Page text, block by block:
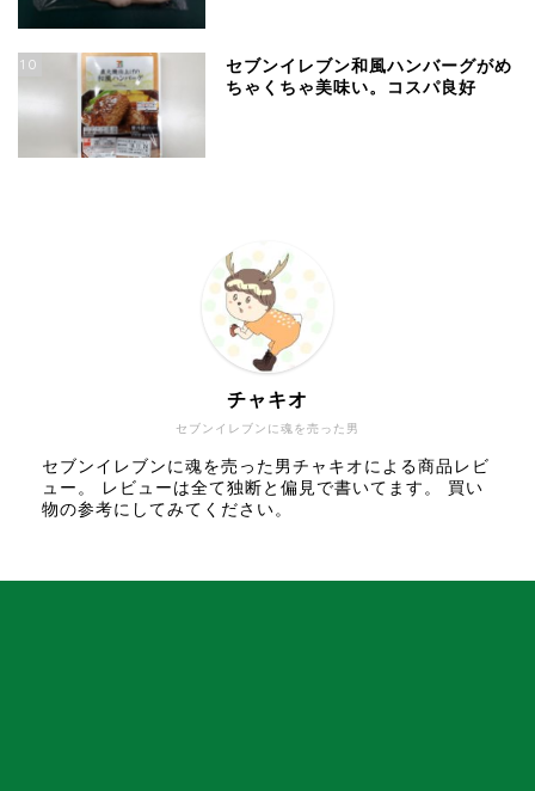
10
セブンイレブン和風ハンバーグがめ
ちゃくちゃ美味い。コスパ良好
セブンイレブンに魂を売った男
チャキオ
セブンイレブンに魂を売った男チャキオによる商品レビ
ュー。 レビューは全て独断と偏見で書いてます。 買い
物の参考にしてみてください。